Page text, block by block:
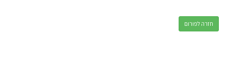
חזרה לפורום